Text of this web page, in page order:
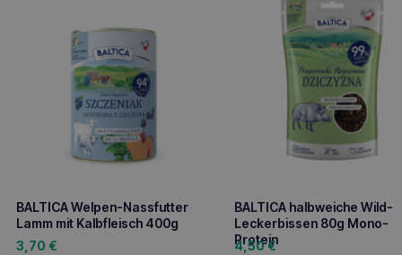
BALTICA Welpen-Nassfutter
Lamm mit Kalbfleisch 400g
3,70 €
BALTICA halbweiche Wild-
Leckerbissen 80g Mono-
Protein
4,50€